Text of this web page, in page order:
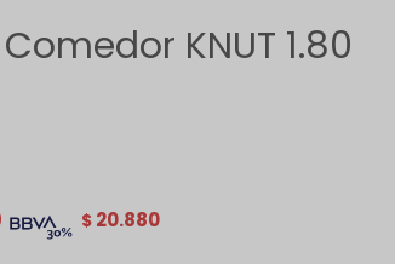
KNUT 1.80
$ 20.880